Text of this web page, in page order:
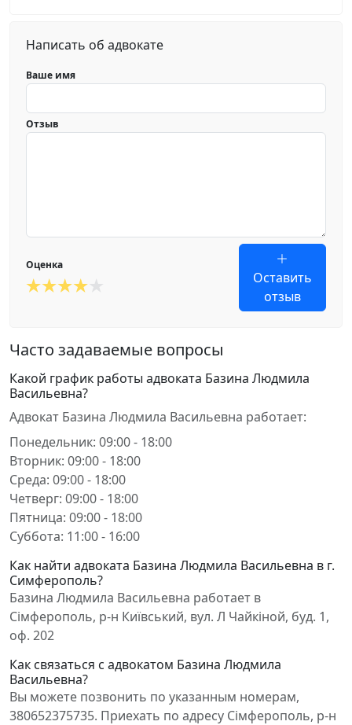
Написать об адвокате
Ваше имя
Отзыв
Оценка
Оставить
отзыв
Часто задаваемые вопросы
Какой график работы адвоката Базина Людмила
Васильевна?
Адвокат Базина Людмила Васильевна работает:
Понедельник: 09:00 - 18:00
Вторник: 09:00 - 18:00
Среда: 09:00 - 18:00
Четверг: 09:00 - 18:00
Пятница: 09:00 - 18:00
Суббота: 11:00 - 16:00
Как найти адвоката Базина Людмила Васильевна в г.
Симферополь?
Базина Людмила Васильевна работает в
Сімферополь, р-н Київський, вул. Л Чайкіной, буд. 1,
оф. 202
Как связаться с адвокатом Базина Людмила
Васильевна?
Вы можете позвонить по указанным номерам,
380652375735. Приехать по адресу Сімферополь, р-н